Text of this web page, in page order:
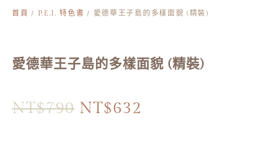
首頁 / P.E.I. 特色書 / 愛德華王子島的多樣面貌 (精裝)
愛德華王子島的多樣面貌 (精裝)
NT$790 NT$632